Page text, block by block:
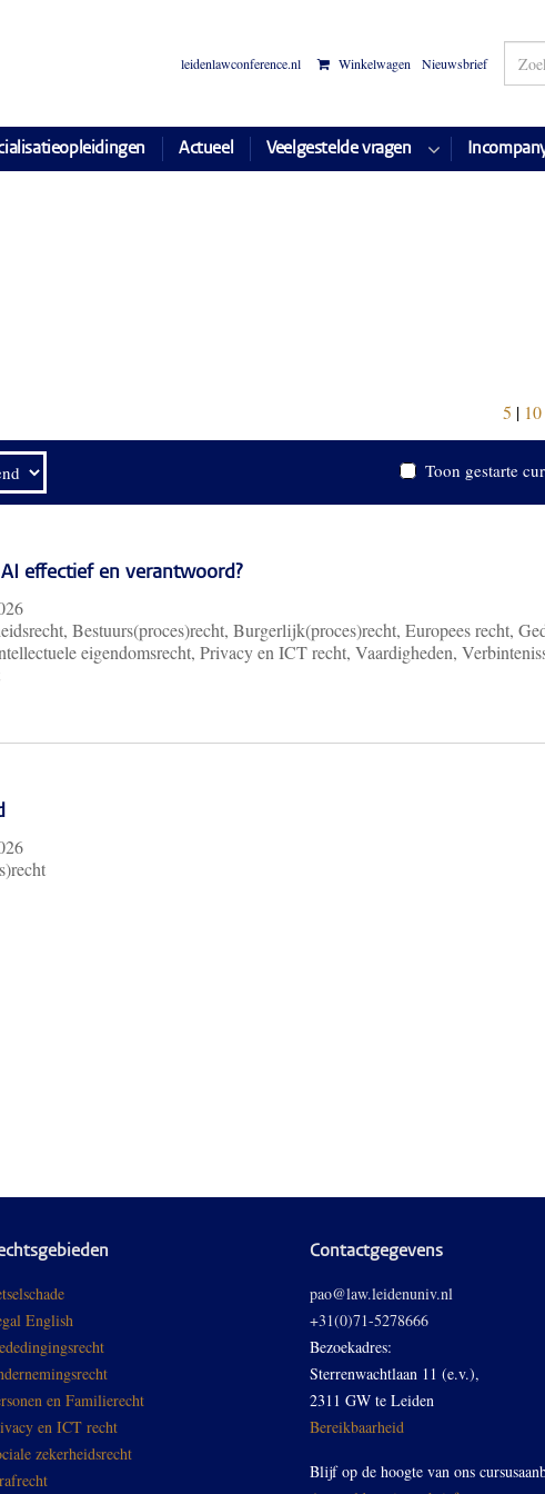
leidenlawconference.nl Winkelwagen Nieuwsbrief
Actueel Veelgestelde vragen
5 | 10
Toon gestarte
effectief en verantwoord?
Bestuurs(proces)recht, Burgerlijk(proces)recht, Europees recht,
eigendomsrecht, Privacy en ICT recht, Vaardigheden,
English
en Familierecht
en ICT recht
zekerheidsrecht
Contactgegevens
pao@law.leidenuniv.nl
+31(0)71-5278666
Bezoekadres:
Sterrenwachtlaan 11 (e.v.),
2311 GW te Leiden
Bereikbaarheid
Blijf op de hoogte van ons